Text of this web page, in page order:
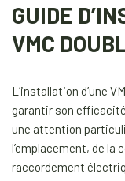
GUIDE
VMC
L’installation d’une
garantir son
une attention
l’emplacement, de la
raccordement